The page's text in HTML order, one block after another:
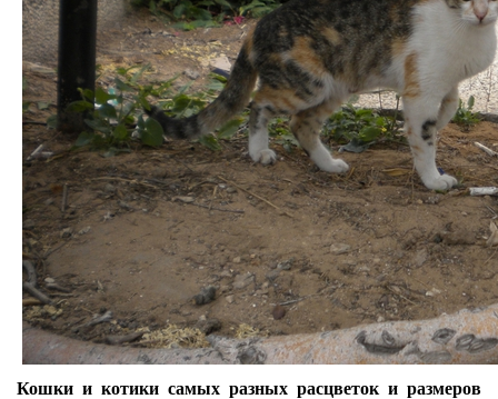
Кошки и котики самых разных расцветок и размеров